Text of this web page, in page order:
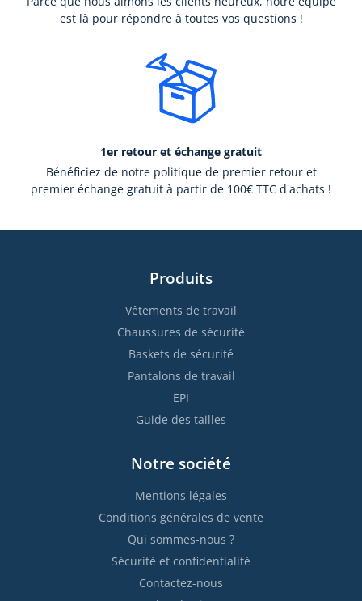
est là pour répondre à toutes vos questions !
1er retour et échange gratuit
Bénéficiez de notre politique de premier retour et
premier échange gratuit à partir de 100€ TTC d'achats !
Produits
Vêtements de travail
Chaussures de sécurité
Baskets de sécurité
Pantalons de travail
EPI
Guide des tailles
Notre société
Mentions légales
Conditions générales de vente
Qui sommes-nous ?
Sécurité et confidentialité
Contactez-nous